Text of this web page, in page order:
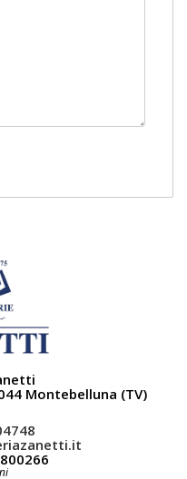
Montebelluna (TV)